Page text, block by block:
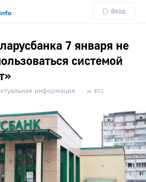
Вход
7 января не
системой
информация 801